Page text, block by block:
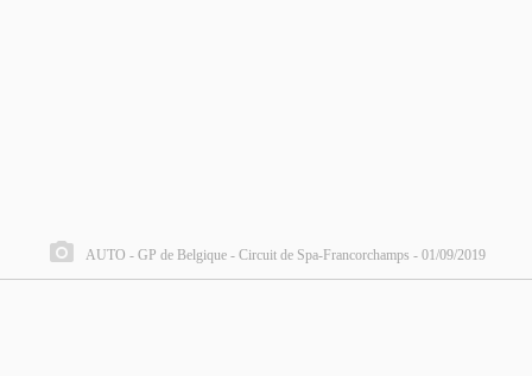
AUTO - GP de Belgique - Circuit de Spa-Francorchamps - 01/09/2019